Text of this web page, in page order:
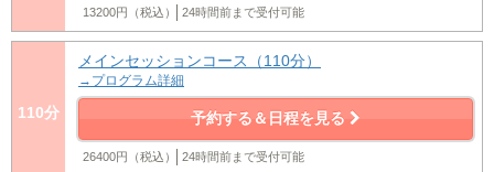
13200円（税込） 24時間前まで受付可能
110分
メインセッションコース（110分）
→プログラム詳細
予約する＆日程を見る
26400円（税込） 24時間前まで受付可能